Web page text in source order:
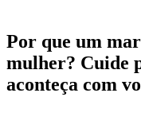
Por que um
mulher? Cuide
aconteça com